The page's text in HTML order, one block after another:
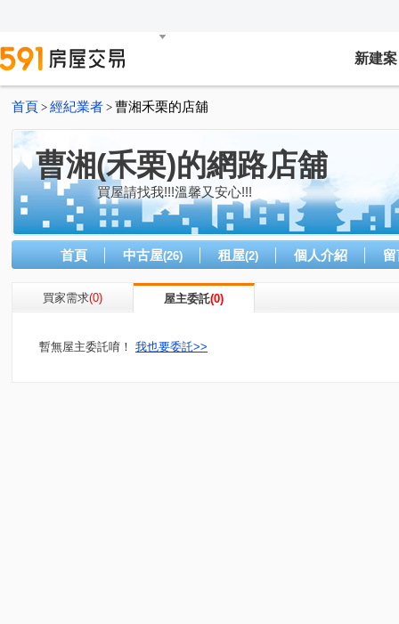
新建案
首頁 > 經紀業者 > 曹湘禾栗的店舖
曹湘(禾栗)的網路店舖
買屋請找我!!!溫馨又安心!!!
首頁 中古屋(26) 租屋(2) 個人介紹
買家需求(0) 屋主委託(0)
暫無屋主委託唷！ 我也要委託>>